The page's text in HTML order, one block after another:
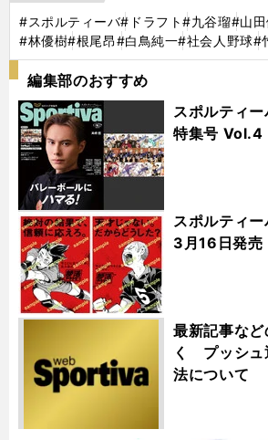
#スポルティーバ#ドラフト#九谷瑠#山
#林優樹#根尾昂#白鳥純一#社会人野球#
編集部のおすすめ
スポルティ
特集号
スポルティ
3月16日発売
最新記事な
く プッシュ
法について